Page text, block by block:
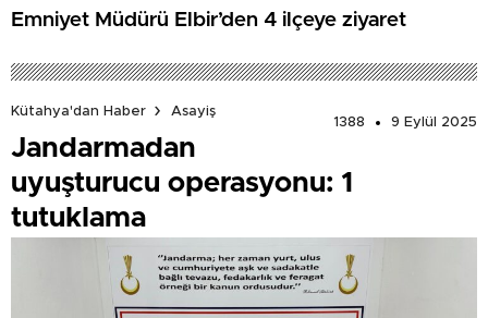
Emniyet Müdürü Elbir’den 4 ilçeye ziyaret
Kütahya'dan Haber
Asayiş
1388
9 Eylül 2025
Jandarmadan
uyuşturucu operasyonu: 1
tutuklama